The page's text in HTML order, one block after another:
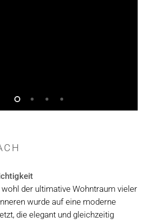
der ultimative Wohntraum vieler
wurde auf eine moderne
die elegant und gleichzeitig